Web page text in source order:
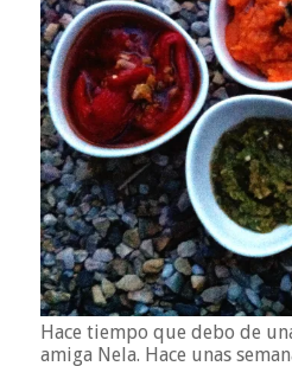
Hace tiempo que debo de
amiga Nela. Hace unas